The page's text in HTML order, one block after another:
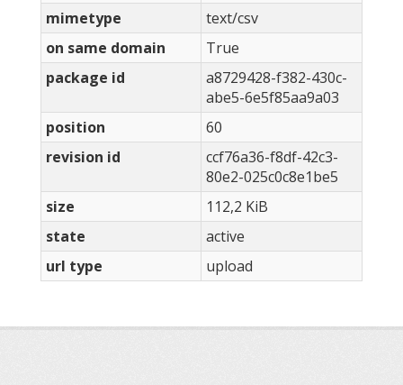
mimetype
text/csv
on same domain
True
package id
a8729428-f382-430c-
abe5-6e5f85aa9a03
position
60
revision id
ccf76a36-f8df-42c3-
80e2-025c0c8e1be5
size
112,2 KiB
state
active
url type
upload